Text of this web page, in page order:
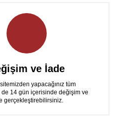
ve İade
yapacağınız tüm
de 14 gün içerisinde değişim ve
gerçekleştirebilirsiniz.